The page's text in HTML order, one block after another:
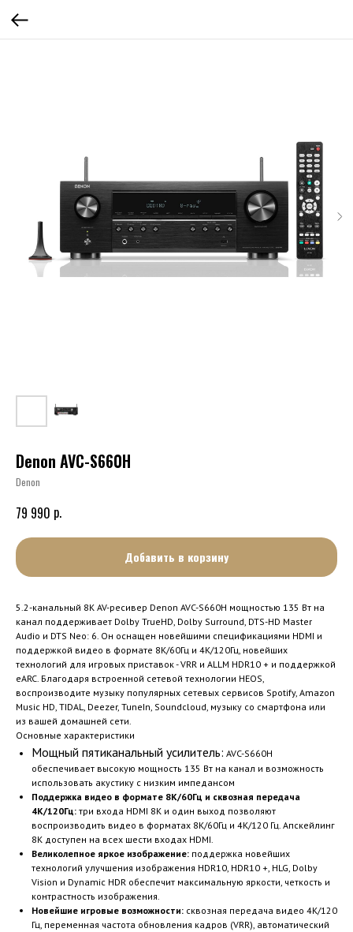
Denon AVC-S660H
Denon
79 990 р.
Добавить в корзину
5.2-канальный 8K AV-ресивер Denon AVC-S660H мощностью 135 Вт на
канал поддерживает Dolby TrueHD, Dolby Surround, DTS-HD Master
Audio и DTS Neo: 6. Он оснащен новейшими спецификациями HDMI и
поддержкой видео в формате 8K/60Гц и 4K/120Гц, новейших
технологий для игровых приставок - VRR и ALLM HDR10 + и поддержкой
eARC. Благодаря встроенной сетевой технологии HEOS,
воспроизводите музыку популярных сетевых сервисов Spotify, Amazon
Music HD, TIDAL, Deezer, TuneIn, Soundcloud, музыку со смартфона или
из вашей домашней сети.
Основные характеристики
Мощный пятиканальный усилитель: AVC-S660H
обеспечивает высокую мощность 135 Вт на канал и возможность
использовать акустику с низким импедансом
Поддержка видео в формате 8K/60Гц и сквозная передача
4K/120Гц: три входа HDMI 8K и один выход позволяют
воспроизводить видео в форматах 8K/60Гц и 4K/120 Гц. Апскейлинг
8K доступен на всех шести входах HDMI.
Великолепное яркое изображение: поддержка новейших
технологий улучшения изображения HDR10, HDR10 +, HLG, Dolby
Vision и Dynamic HDR обеспечит максимальную яркости, четкость и
контрастность изображения.
Новейшие игровые возможности: сквозная передача видео 4K/120
Гц, переменная частота обновления кадров (VRR), автоматический